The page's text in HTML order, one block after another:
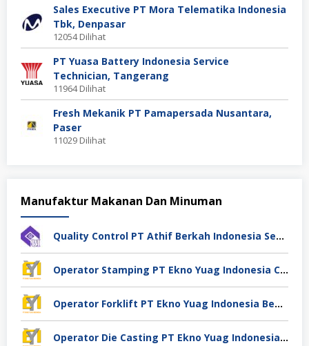
Sales Executive PT Mora Telematika Indonesia
Tbk, Denpasar
12054 Dilihat
PT Yuasa Battery Indonesia Service
Technician, Tangerang
11964 Dilihat
Fresh Mekanik PT Pamapersada Nusantara,
Paser
11029 Dilihat
Manufaktur Makanan Dan Minuman
Quality Control PT Athif Berkah Indonesia Semarang
Operator Stamping PT Ekno Yuag Indonesia Cikarang
Operator Forklift PT Ekno Yuag Indonesia Bekasi
Operator Die Casting PT Ekno Yuag Indonesia Bekasi